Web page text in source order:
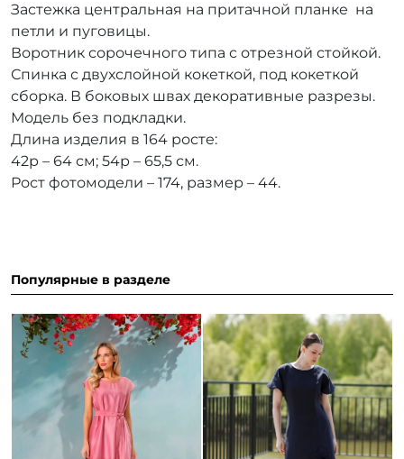
Застежка центральная на притачной планке на
петли и пуговицы.
Воротник сорочечного типа с отрезной стойкой.
Спинка с двухслойной кокеткой, под кокеткой
сборка. В боковых швах декоративные разрезы.
Модель без подкладки.
Длина изделия в 164 росте:
42р – 64 см; 54р – 65,5 см.
Рост фотомодели – 174, размер – 44.
Популярные в разделе